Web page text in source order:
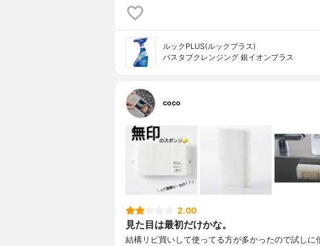
ルックPLUS(ルックプラス)
バスタブクレンジング 銀イオンプラス
coco
2.00
見た目は最初だけかな。
結構リピ買いして使ってる方が多かったので試しに